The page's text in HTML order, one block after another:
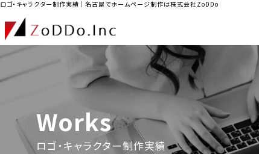
ロゴ・キャラクター制作実績｜名古屋でホームページ制作は株式会社ZoDDo
Works
ロゴ・キャラクター制作実績